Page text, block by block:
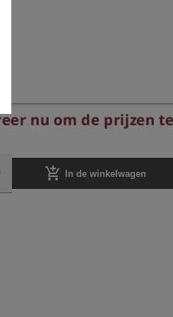
nu om de prijzen te
add_shopping_cart In de winkelwagen